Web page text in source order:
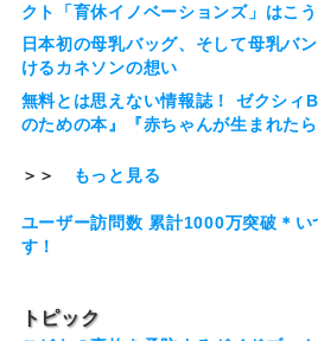
クト「育休イノベーションズ」はこ
日本初の母乳バッグ、そして母乳バ
けるカネソンの想い
無料とは思えない情報誌！ ゼクシィ
のための本』『赤ちゃんが生まれたら
＞＞ もっと見る
ユーザー訪問数 累計1000万突破＊い
す！
トピック